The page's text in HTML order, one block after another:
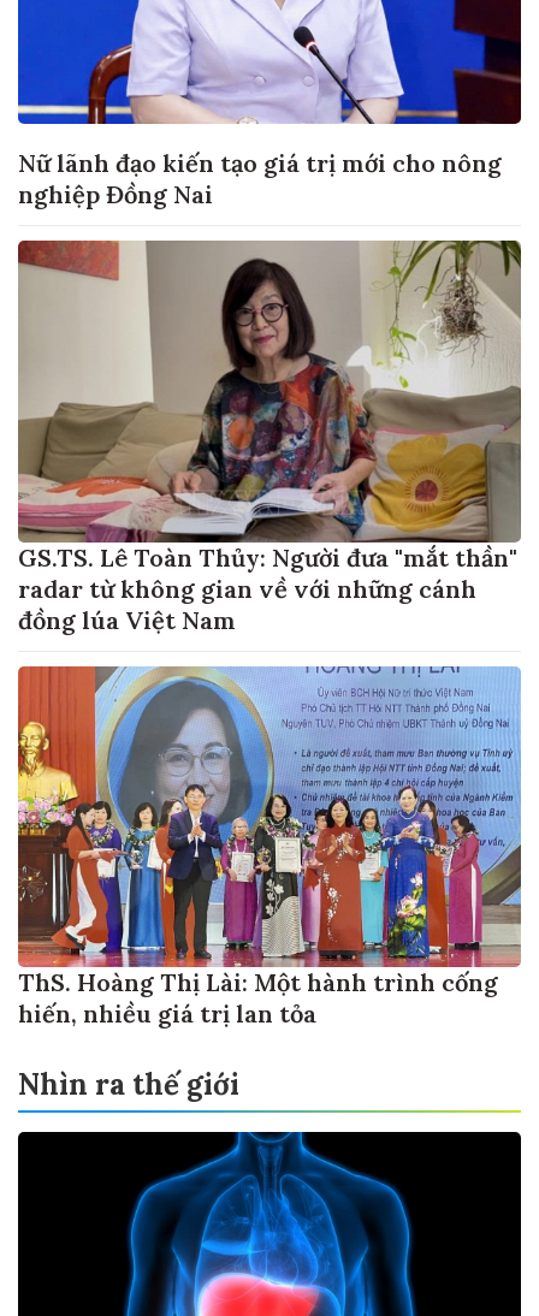
Nữ lãnh đạo kiến tạo giá trị mới cho nông
nghiệp Đồng Nai
GS.TS. Lê Toàn Thủy: Người đưa "mắt thần"
radar từ không gian về với những cánh
đồng lúa Việt Nam
ThS. Hoàng Thị Lài: Một hành trình cống
hiến, nhiều giá trị lan tỏa
Nhìn ra thế giới